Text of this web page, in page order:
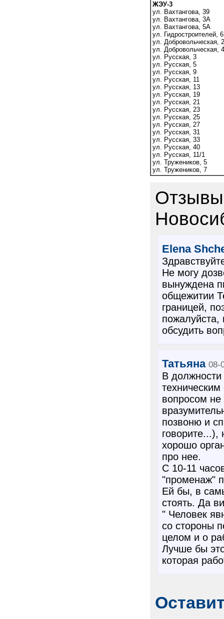
ЖЭУ-3
ул. Вахтангова, 39
ул. Вахтангова, 3А
ул. Вахтангова, 5А
ул. Гидростроителей, 6
ул. Добровольческая, 2
ул. Добровольческая, 4
ул. Русская, 3
ул. Русская, 5
ул. Русская, 9
ул. Русская, 11
ул. Русская, 13
ул. Русская, 19
ул. Русская, 21
ул. Русская, 23
ул. Русская, 25
ул. Русская, 27
ул. Русская, 31
ул. Русская, 33
ул. Русская, 40
ул. Русская, 11/1
ул. Тружеников, 5
ул. Тружеников, 7
Elena
Не могу
вынуждена
общежитии
границей,
обсудить
Татьяна 08-
В
вопросом не
позвоню и
говорите...),
хорошо
про нее.
С 10-11
"променаж"
Ей бы, в
стоять. Да
" Человек
со стороны
целом и о
Лучше бы
которая